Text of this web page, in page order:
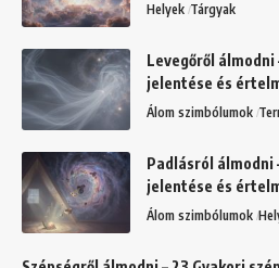
Helyek Tárgyak
Levegőről álmodni
jelentése és
Álom szimbólumok
Padlásról álmodni
jelentése és
Álom szimbólumok